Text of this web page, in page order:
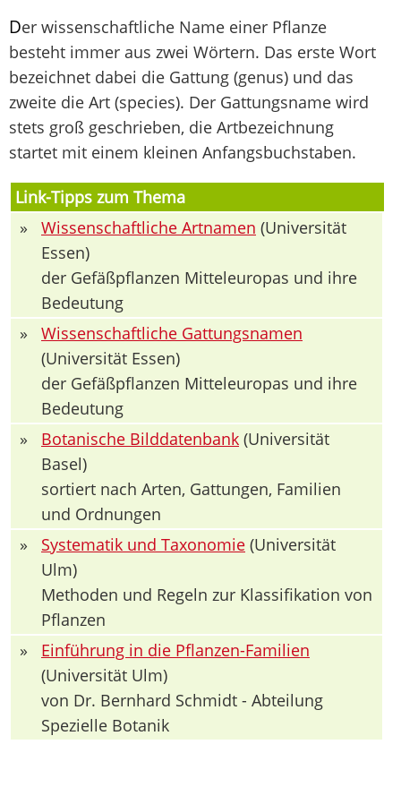
Der wissenschaftliche Name einer Pflanze
besteht immer aus zwei Wörtern. Das erste Wort
bezeichnet dabei die Gattung (genus) und das
zweite die Art (species). Der Gattungsname wird
stets groß geschrieben, die Artbezeichnung
startet mit einem kleinen Anfangsbuchstaben.
Link-Tipps zum Thema
»
Wissenschaftliche Artnamen (Universität
Essen)
der Gefäßpflanzen Mitteleuropas und ihre
Bedeutung
»
Wissenschaftliche Gattungsnamen
(Universität Essen)
der Gefäßpflanzen Mitteleuropas und ihre
Bedeutung
»
Botanische Bilddatenbank (Universität
Basel)
sortiert nach Arten, Gattungen, Familien
und Ordnungen
»
Systematik und Taxonomie (Universität
Ulm)
Methoden und Regeln zur Klassifikation von
Pflanzen
»
Einführung in die Pflanzen-Familien
(Universität Ulm)
von Dr. Bernhard Schmidt - Abteilung
Spezielle Botanik